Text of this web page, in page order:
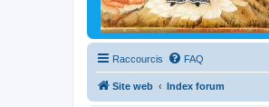
Raccourcis FAQ
Site web Index forum